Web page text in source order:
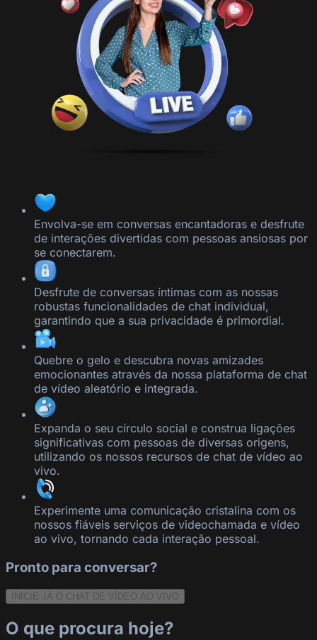
Envolva-se em conversas encantadoras e desfrute
de interações divertidas com pessoas ansiosas por
se conectarem.
Desfrute de conversas íntimas com as nossas
robustas funcionalidades de chat individual,
garantindo que a sua privacidade é primordial.
Quebre o gelo e descubra novas amizades
emocionantes através da nossa plataforma de chat
de vídeo aleatório e integrada.
Expanda o seu círculo social e construa ligações
significativas com pessoas de diversas origens,
utilizando os nossos recursos de chat de vídeo ao
vivo.
Experimente uma comunicação cristalina com os
nossos fiáveis serviços de videochamada e vídeo
ao vivo, tornando cada interação pessoal.
Pronto para conversar?
INICIE JÁ O CHAT DE VÍDEO AO VIVO
O que procura hoje?